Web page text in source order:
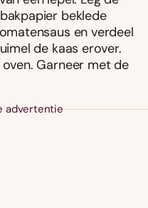
beklede
en verdeel
de kaas erover.
Garneer met de
advertentie